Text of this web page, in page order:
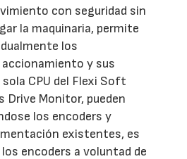
con seguridad sin
la maquinaria, permite
los
y sus
CPU del Flexi Soft
Drive Monitor, pueden
los encoders y
existentes, es
encoders a voluntad de